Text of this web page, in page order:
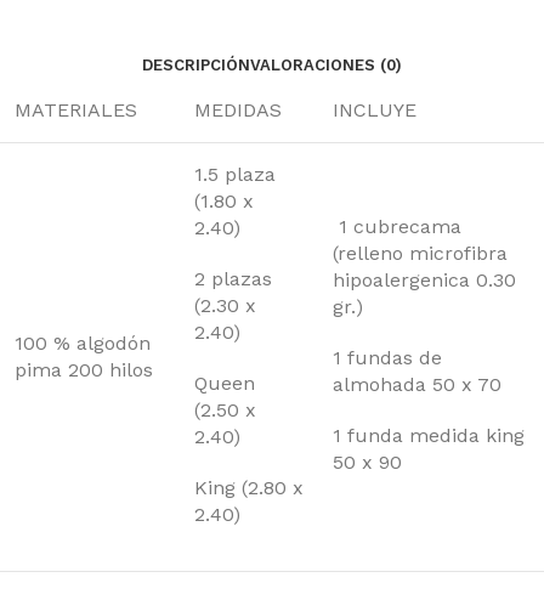
DESCRIPCIÓNVALORACIONES (0)
MATERIALES MEDIDAS INCLUYE
100 % algodón
pima 200 hilos
1.5 plaza
(1.80 x
2.40)
2 plazas
(2.30 x
2.40)
Queen
(2.50 x
2.40)
King (2.80 x
2.40)
1 cubrecama
(relleno microfibra
hipoalergenica 0.30
gr.)
1 fundas de
almohada 50 x 70
1 funda medida king
50 x 90